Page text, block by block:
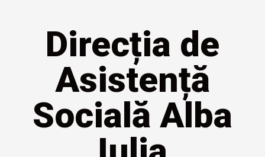
Direcția de
Asistență
Socială Alba